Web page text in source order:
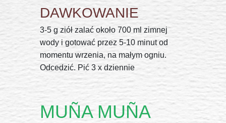
DAWKOWANIE
3-5 g ziół zalać około 700 ml zimnej
wody i gotować przez 5-10 minut od
momentu wrzenia, na małym ogniu.
Odcedzić. Pić 3 x dziennie
MUÑA MUÑA